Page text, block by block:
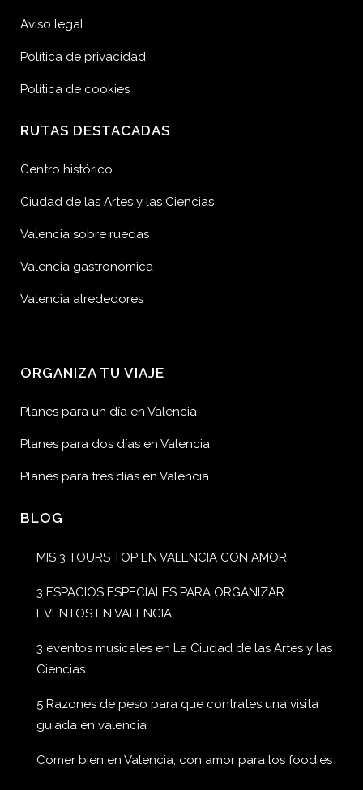
Aviso legal
Política de privacidad
Política de cookies
RUTAS DESTACADAS
Centro histórico
Ciudad de las Artes y las Ciencias
Valencia sobre ruedas
Valencia gastronómica
Valencia alrededores
ORGANIZA TU VIAJE
Planes para un día en Valencia
Planes para dos días en Valencia
Planes para tres días en Valencia
BLOG
MIS 3 TOURS TOP EN VALENCIA CON AMOR
3 ESPACIOS ESPECIALES PARA ORGANIZAR
EVENTOS EN VALENCIA
3 eventos musicales en La Ciudad de las Artes y las
Ciencias
5 Razones de peso para que contrates una visita
guiada en valencia
Comer bien en Valencia, con amor para los foodies